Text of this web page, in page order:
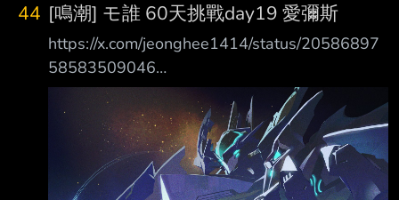
44 [鳴潮] モ誰 60天挑戰day19 愛彌斯
https://x.com/jeonghee1414/status/20586897
58583509046
https://i.imgur.com/5HClI5k.jpeg モ誰老師的60
天挑戰，第19天畫的是愛彌斯 今天是畫鳴潮的
最後一天 構圖上也比以往更複雜，整個花了18
個小時 一張圖3個人物 小愛 小小愛 隧者 連續19
天每天都是9個小時以上坐在那畫畫看著就累….